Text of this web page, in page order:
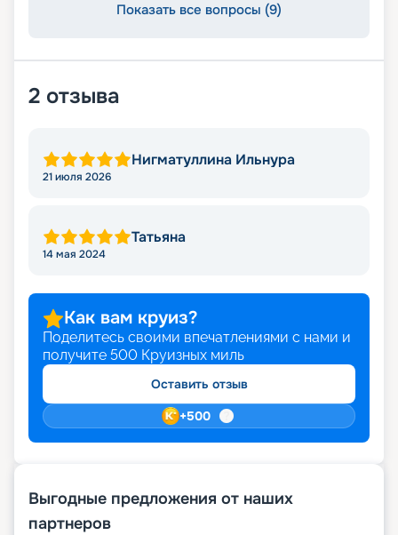
Показать все вопросы (9)
2 отзыва
Нигматуллина Ильнура
21 июля 2026
Татьяна
14 мая 2024
Как вам круиз?
Поделитесь своими впечатлениями с нами и
получите 500 Круизных миль
Оставить отзыв
+500
Выгодные предложения от наших
партнеров